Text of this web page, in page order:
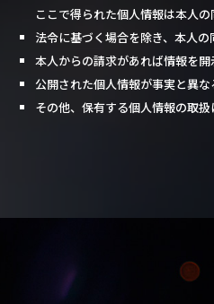
ここで得られた個人情報は本人
法令に基づく場合を除き、本人
本人からの請求があれば情報を開
公開された個人情報が事実と異な
その他、保有する個人情報の取